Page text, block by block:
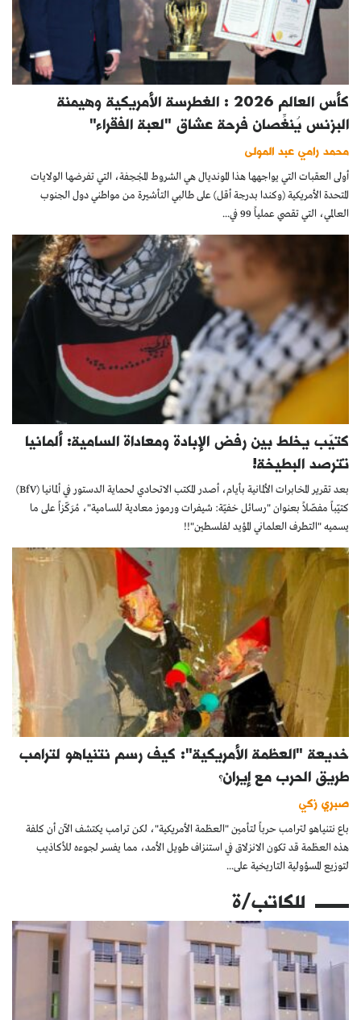
كأس العالم 2026 : الغطرسة الأمريكية وهيمنة
البزنس يُنغِّصان فرحة عشاق "لعبة الفقراء"
محمد رامي عبد المولى
أولى العقبات التي يواجهها هذا المونديال هي الشروط المجْحِفة، التي تفرضها الولايات
المتحدة الأمريكية (وكندا بدرجة أقل) على طالبي التأشيرة من مواطني دول الجنوب
العالمي، التي تقصي عملياً 99 في...
كتيّب يخلط بين رفض الإبادة ومعاداة السامية: ألمانيا
تترصد البطيخة!
بعد تقرير المخابرات الألمانية بأيام، أصدر المكتب الاتحادي لحماية الدستور في ألمانيا (BfV)
كتيّباً مفصّلاً بعنوان "رسائل خفيّة: شيفرات ورموز معادية للسامية"، مُرَكّزاً على ما
يسميه "التطرف العلماني المؤيد لفلسطين"!!
خديعة "العظمة الأمريكية": كيف رسم نتنياهو لترامب
طريق الحرب مع إيران؟
صبري زكي
باع نتنياهو لترامب حرباً لتأمين "العظمة الأمريكية"، لكن ترامب يكتشف الآن أن كلفة
هذه العظمة قد تكون الانزلاق في استنزاف طويل الأمد، مما يفسر لجوءه للأكاذيب
لتوزيع المسؤولية التاريخية على...
للكاتب/ة